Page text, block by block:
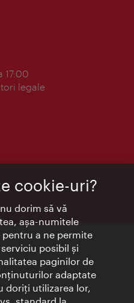
17:00
legale
cookie-uri?
dorim să vă
aşa-numitele
a ne permite
posibil şi
paginilor de
adaptate
doriţi utilizarea lor,